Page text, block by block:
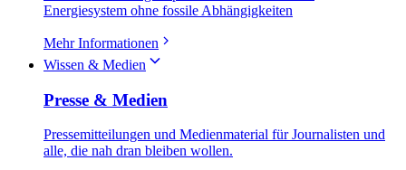
Energiesystem ohne fossile Abhängigkeiten
Mehr Informationen
Wissen & Medien
Presse & Medien
Pressemitteilungen und Medienmaterial für Journalisten und
alle, die nah dran bleiben wollen.